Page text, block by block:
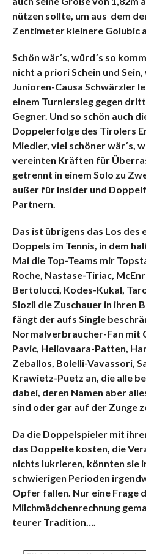
nützen sollte, um aus dem
Zentimeter kleinere Golubic
Schön wär´s, würd´s so
nicht a priori Schein und
Junioren-Causa Schwärzler
einem Turniersieg gegen
Gegner. Und so schön auch
Doppelerfolge des Tirolers
Miedler, viel schöner wär´s,
vereinten Kräften für
getrennt in einem Solo zu
außer für Insider und
Partnern.
Das ist übrigens das Los
Doppels im Tennis, in dem
Mai die Top-Teams mir
Roche, Nastase-Tiriac,
Bertolucci, Kodes-Kukal,
Slozil die Zuschauer in ihren
fängt der aufs Single
Normalverbraucher-Fan mit
Pavic, Heliovaara-Patten,
Zeballos, Bolelli-Vavassori,
Krawietz-Puetz an, die alle
dabei, deren Namen aber
sind oder gar auf der Zunge
Da die Doppelspieler mit
das Doppelte kosten, die
nichts lukrieren, könnten sie
schwierigen Perioden
Opfer fallen. Nur eine Frage
Milchmädchenrechnung
teurer Tradition….